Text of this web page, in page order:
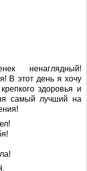
ненаглядный!
В этот день я хочу
здоровья и
самый лучший на